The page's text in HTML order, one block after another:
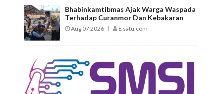
Bhabinkamtibmas Ajak Warga Waspada
Terhadap Curanmor Dan Kebakaran
Aug 07 2026 E satu.com